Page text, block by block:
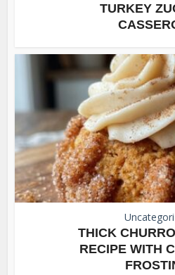
TURKEY
THICK
RECIPE WITH